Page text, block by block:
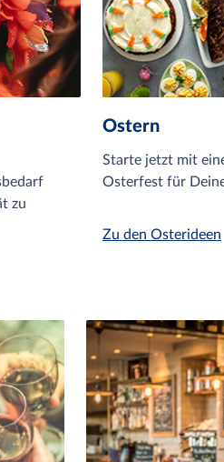
zu
Ostern
Starte jetzt mit
Osterfest für
Zu den Osterideen